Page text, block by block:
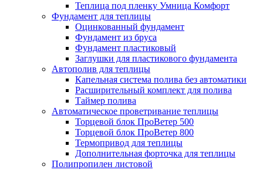
Теплица под пленку Умница Комфорт
Фундамент для теплицы
Оцинкованный фундамент
Фундамент из бруса
Фундамент пластиковый
Заглушки для пластикового фундамента
Автополив для теплицы
Капельная система полива без автоматики
Расширительный комплект для полива
Таймер полива
Автоматическое проветривание теплицы
Торцевой блок ПроВетер 500
Торцевой блок ПроВетер 800
Термопривод для теплицы
Дополнительная форточка для теплицы
Полипропилен листовой